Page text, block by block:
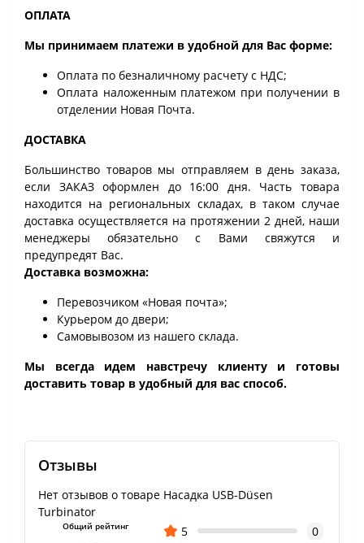
ОПЛАТА
Мы принимаем платежи в удобной для Вас форме:
Оплата по безналичному расчету с НДС;
Оплата наложенным платежом при получении в
отделении Новая Почта.
ДОСТАВКА
Большинство товаров мы отправляем в день заказа,
если ЗАКАЗ оформлен до 16:00 дня. Часть товара
находится на региональных складах, в таком случае
доставка осуществляется на протяжении 2 дней, наши
менеджеры обязательно с Вами свяжутся и
предупредят Вас.
Доставка возможна:
Перевозчиком «Новая почта»;
Курьером до двери;
Самовывозом из нашего склада.
Мы всегда идем навстречу клиенту и готовы
доставить товар в удобный для вас способ.
Отзывы
Нет отзывов о товаре Насадка USB-Düsen
Turbinator
Общий рейтинг 5
0